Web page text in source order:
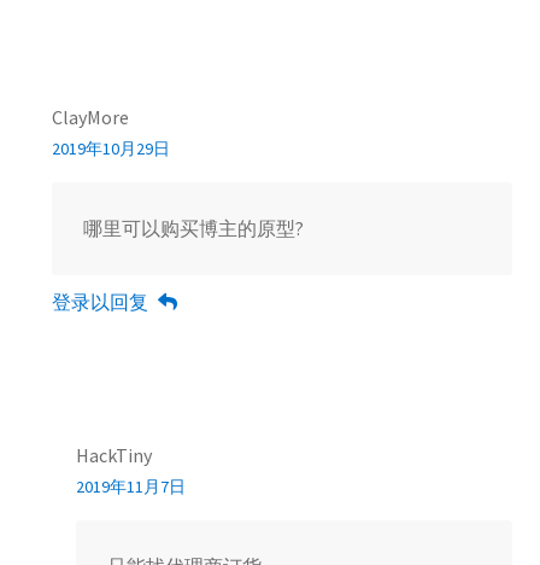
ClayMore
2019年10月29日
哪里可以购买博主的原型?
登录以回复
HackTiny
2019年11月7日